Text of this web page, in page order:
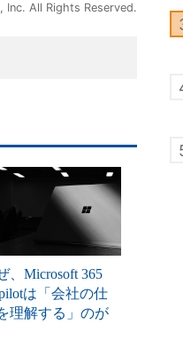
All Rights Reserved.